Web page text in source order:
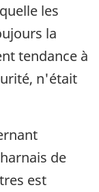
les
la
tendance à
n'était
de
est